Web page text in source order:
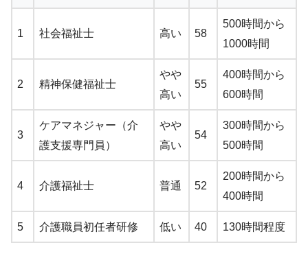
1 社会福祉士 高い 58
500時間から
1000時間
2 精神保健福祉士
やや
高い
55
400時間から
600時間
3
ケアマネジャー（介
護支援専門員）
やや
高い
54
300時間から
500時間
4 介護福祉士 普通 52
200時間から
400時間
5 介護職員初任者研修 低い 40 130時間程度